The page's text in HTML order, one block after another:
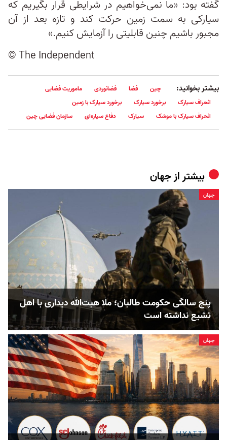
گفته بود: «ما نمی‌خواهیم در شرایطی قرار بگیریم که
سیارکی به سمت زمین حرکت کند و تازه بعد از آن
مجبور باشیم چنین قابلیتی را آزمایش کنیم.»
© The Independent
بیشتر بخوانید: چین فضا فضانوردی
ماموریت فضایی
انحراف سیارک
برخورد سیارک
برخورد سیارک با زمین
انحراف سیارک با موشک
سیارک دفاع سیاره‌ای سازمان فضایی چین
بیشتر ازجهان
جهان
پنج‌ سالگی حکومت طالبان؛ ملا هبت‌الله دیداری با اهل
تشیع نداشته است
جهان